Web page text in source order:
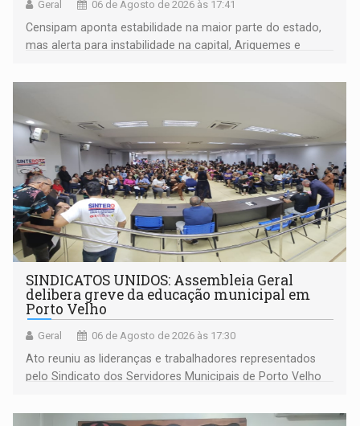
Geral 06 de Agosto de 2026 às 17:41
Censipam aponta estabilidade na maior parte do estado,
mas alerta para instabilidade na capital, Ariquemes e
SINDICATOS UNIDOS: Assembleia Geral
delibera greve da educação municipal em
Porto Velho
Geral 06 de Agosto de 2026 às 17:30
Ato reuniu as lideranças e trabalhadores representados
pelo Sindicato dos Servidores Municipais de Porto Velho